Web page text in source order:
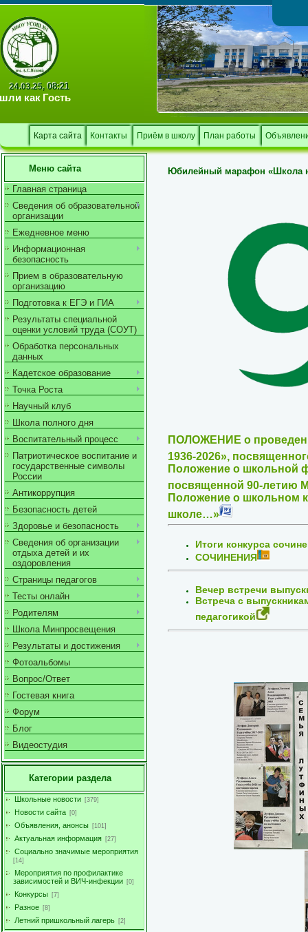
24.03.25, 08:21
как Гость
Карта сайта Контакты Приём в школу План работы
Меню сайта
Главная страница
Сведения об образовательной
организации
Ежедневное меню
Информационная
безопасность
Прием в образовательную
организацию
Подготовка к ЕГЭ и ГИА
Результаты специальной
оценки условий труда (СОУТ)
Обработка персональных
данных
Кадетское образование
Точка Роста
Научный клуб
Школа полного дня
Воспитательный процесс
Патриотическое воспитание и
государственные символы
России
Антикоррупция
Безопасность детей
Здоровье и безопасность
Сведения об организации
отдыха детей и их
оздоровления
Страницы педагогов
Тесты онлайн
Родителям
Школа Минпросвещения
Результаты и достижения
Фотоальбомы
Вопрос/Ответ
Гостевая книга
Форум
Блог
Видеостудия
Категории раздела
Школьные новости [379]
Новости сайта [0]
Объявления, анонсы [101]
Актуальная информация [27]
Социально значимые мероприятия
[14]
Мероприятия по профилактике
зависимостей и ВИЧ-инфекции [0]
Конкурсы [7]
Разное [8]
Летний пришкольный лагерь [2]
Юбилейный марафон «Школа
ПОЛОЖЕНИЕ о
1936-2026»,
Положение о школьной
посвященной 90-
Положение о школьном
школе…»
Итоги конкурса
СОЧИНЕНИЯ
Вечер встречи
Встреча с
педагогикой